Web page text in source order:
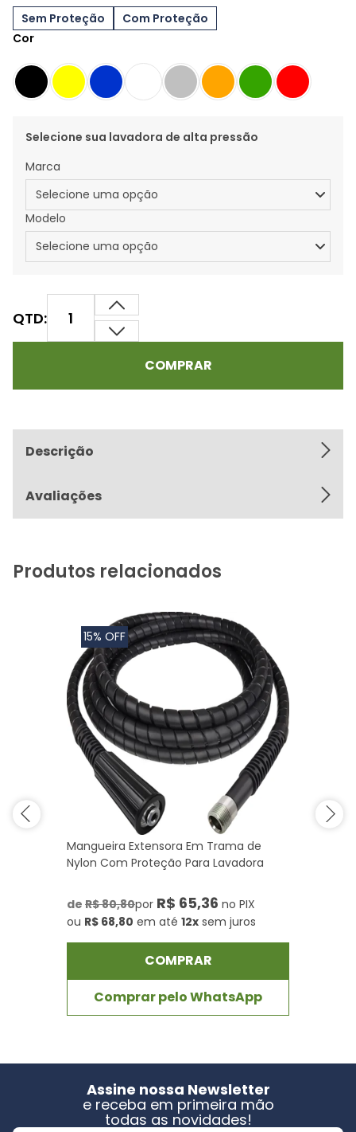
Sem Proteção
Com Proteção
Cor
QTD:
COMPRAR
Selecione sua lavadora de alta pressão
Marca
Modelo
Descrição
Avaliações
Produtos relacionados
15% OFF
Mangueira Extensora Em Trama de
Nylon Com Proteção Para Lavadora
de R$ 80,80por R$ 65,36 no PIX
ou R$ 68,80 em até 12x sem juros
COMPRAR
Comprar pelo WhatsApp
Assine nossa Newsletter
e receba em primeira mão
todas as novidades!